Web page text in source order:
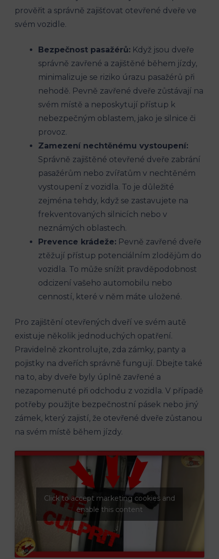
prověřit a správně ⁣zajišťovat otevřené dveře ve
svém vozidle.
Bezpečnost pasažérů: Když jsou dveře
‍správně zavřené a zajištěné ​během⁤ jízdy,
minimalizuje‌ se riziko úrazu pasažérů ⁣při
nehodě. Pevně ‌zavřené dveře zůstávají na
svém místě⁤ a neposkytují ⁢přístup k⁣
nebezpečným oblastem, jako ‌je silnice‌ či⁣
provoz.
Zamezení nechtěnému⁣ vystoupení:
Správně zajištěné otevřené dveře zabrání
pasažérům nebo zvířatům v nechtěném
vystoupení ⁢z vozidla. To je ‌důležité
zejména tehdy, když se zastavujete na‍
frekventovaných silnicích nebo v ​
neznámých oblastech.
Prevence‌ krádeže: ⁢Pevně zavřené dveře
ztěžují přístup potenciálním zlodějům do
⁣vozidla. To může snížit pravděpodobnost
odcizení vašeho⁢ automobilu nebo
cenností, které v něm máte uložené.
Pro⁣ zajištění otevřených dveří ve svém autě
existuje několik jednoduchých opatření.
Pravidelně ​zkontrolujte, zda zámky, panty a
pojistky na dveřích správně fungují. Dbejte také
na ⁤to, aby dveře byly úplně zavřené a⁢
nezapomenuté ‌při odchodu z vozidla. ​V‌ případě
potřeby použijte bezpečnostní pásek nebo jiný ​
zámek, který‍ zajistí, že otevřené dveře zůstanou⁤
na svém ⁢místě během​ jízdy.
Click to accept marketing cookies and
enable this content